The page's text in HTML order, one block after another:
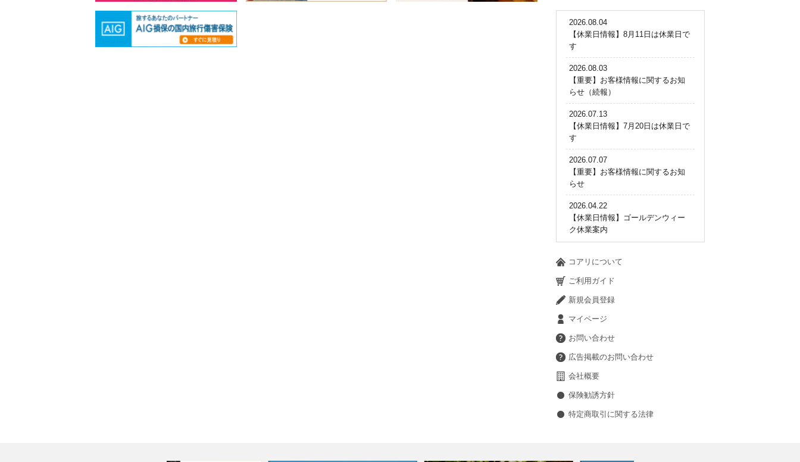
2026.08.04
【休業日情報】8月11日は休業日で
す
2026.08.03
【重要】お客様情報に関するお知
らせ（続報）
2026.07.13
【休業日情報】7月20日は休業日で
す
2026.07.07
【重要】お客様情報に関するお知
らせ
2026.04.22
【休業日情報】ゴールデンウィー
ク休業案内
コアリについて
ご利用ガイド
新規会員登録
マイページ
お問い合わせ
広告掲載のお問い合わせ
会社概要
保険勧誘方針
特定商取引に関する法律